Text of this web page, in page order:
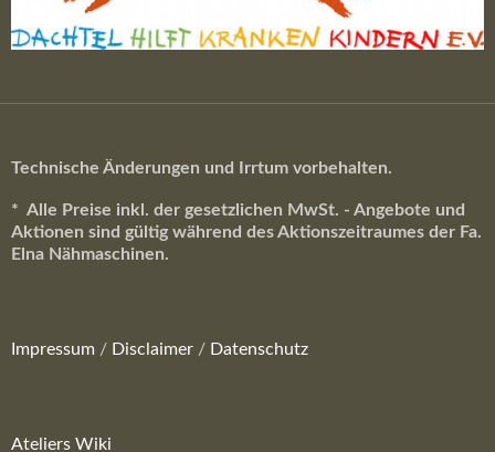
Technische Änderungen und Irrtum vorbehalten.
* Alle Preise inkl. der gesetzlichen MwSt. - Angebote und
Aktionen sind gültig während des Aktionszeitraumes der Fa.
Elna Nähmaschinen.
Impressum / Disclaimer / Datenschutz
Ateliers Wiki